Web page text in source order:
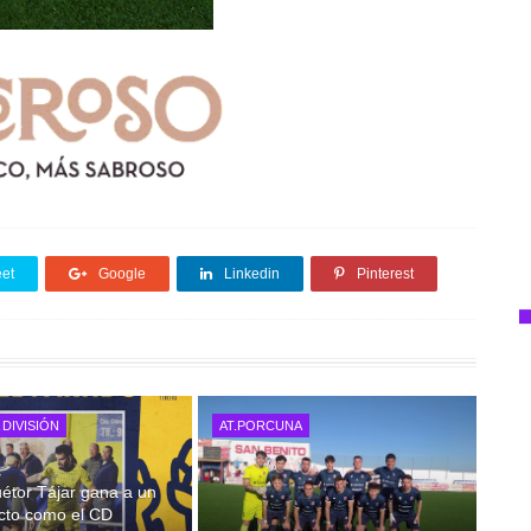
Google Linkedin Pinterest
Tájar gana a un
como el CD
AT.PORCUNA